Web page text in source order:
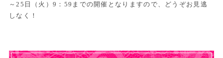
～25日（火）9：59までの開催となりますので、どうぞお見逃
しなく！